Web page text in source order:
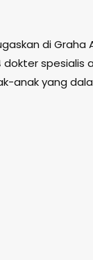
di Graha
dokter spesialis
anak yang